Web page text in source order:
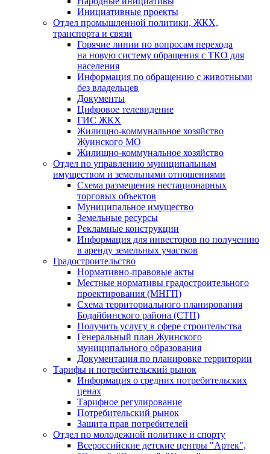
Инициативные проекты
Отдел промышленной политики, ЖКХ,
транспорта и связи
Горячие линии по вопросам перехода
на новую систему обращения с ТКО для
населения
Информация по обращению с животными
без владельцев
Документы
Цифровое телевидение
ГИС ЖКХ
Жилищно-коммунальное хозяйство
Жуинского МО
Жилищно-коммунальное хозяйство
Отдел по управлению муниципальным
имуществом и земельными отношениями
Схема размещения нестационарных
торговых объектов
Муниципальное имущество
Земельные ресурсы
Рекламные конструкции
Информация для инвесторов по получению
в аренду земельных участков
Градостроительство
Нормативно-правовые акты
Местные нормативы градостроительного
проектирования (МНГП)
Схема территориального планирования
Бодайбинского района (СТП)
Получить услугу в сфере строительства
Генеральный план Жуинского
муниципального образования
Документация по планировке территории
Тарифы и потребительский рынок
Информация о средних потребительских
ценах
Тарифное регулирование
Потребительский рынок
Защита прав потребителей
Отдел по молодежной политике и спорту
Всероссийские детские центры "Артек",